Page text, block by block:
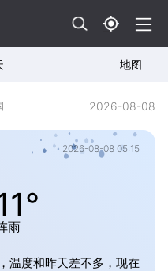
地图
2026-08-08
2026-08-08 05:15
雨
温度和昨天差不多，现在